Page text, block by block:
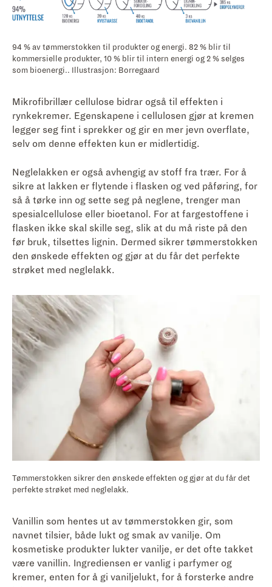
94 % av tømmerstokken til produkter og energi. 82 % blir til
kommersielle produkter, 10 % blir til intern energi og 2 % selges
som bioenergi.. Illustrasjon: Borregaard
Mikrofibrillær cellulose bidrar også til effekten i
rynkekremer. Egenskapene i cellulosen gjør at kremen
legger seg fint i sprekker og gir en mer jevn overflate,
selv om denne effekten kun er midlertidig.
Neglelakken er også avhengig av stoff fra trær. For å
sikre at lakken er flytende i flasken og ved påføring, for
så å tørke inn og sette seg på neglene, trenger man
spesialcellulose eller bioetanol. For at fargestoffene i
flasken ikke skal skille seg, slik at du må riste på den
før bruk, tilsettes lignin. Dermed sikrer tømmerstokken
den ønskede effekten og gjør at du får det perfekte
strøket med neglelakk.
Tømmerstokken sikrer den ønskede effekten og gjør at du får det
perfekte strøket med neglelakk.
Vanillin som hentes ut av tømmerstokken gir, som
navnet tilsier, både lukt og smak av vanilje. Om
kosmetiske produkter lukter vanilje, er det ofte takket
være vanillin. Ingrediensen er vanlig i parfymer og
kremer, enten for å gi vaniljelukt, for å forsterke andre